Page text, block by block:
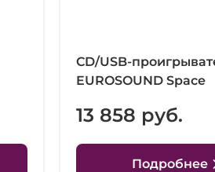
CD/USB-
EUROSOUND Space
13 858 руб.
Подробнее